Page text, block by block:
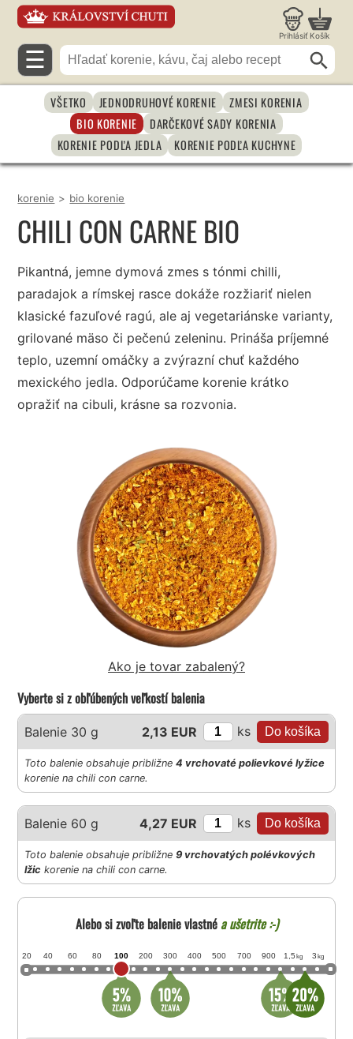
Prihlásiť Košík
☰
VŠETKO JEDNODRUHOVÉ KORENIE
ZMESI KORENIA
BIO KORENIE
DARČEKOVÉ SADY KORENIA
KORENIE PODĽA JEDLA
KORENIE PODĽA KUCHYNE
korenie > bio korenie
CHILI CON CARNE BIO
Pikantná, jemne dymová zmes s tónmi chilli,
paradajok a rímskej rasce dokáže rozžiariť nielen
klasické fazuľové ragú, ale aj vegetariánske varianty,
grilované mäso či pečenú zeleninu. Prináša príjemné
teplo, uzemní omáčky a zvýrazní chuť každého
mexického jedla. Odporúčame korenie krátko
opražiť na cibuli, krásne sa rozvonia.
Ako je tovar zabalený?
Vyberte si z obľúbených veľkostí balenia
Balenie 30 g 2,13 EUR ks
Toto balenie obsahuje približne4 vrchovaté polievkové lyžice
korenie na chili con carne.
Balenie 60 g 4,27 EUR ks
Toto balenie obsahuje približne9 vrchovatých polévkových
lžic korenie na chili con carne.
Alebo si zvoľte balenie vlastnéa ušetrite :-)
20 40 60 80 100 200 300 400 500 700 900 1,5 kg 3 kg